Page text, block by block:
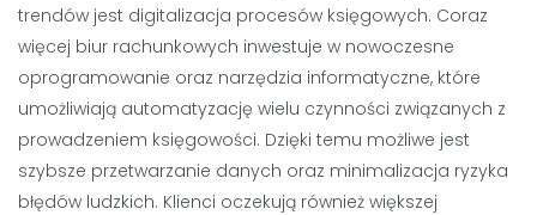
trendów jest digitalizacja procesów księgowych. Coraz
więcej biur rachunkowych inwestuje w nowoczesne
oprogramowanie oraz narzędzia informatyczne, które
umożliwiają automatyzację wielu czynności związanych z
prowadzeniem księgowości. Dzięki temu możliwe jest
szybsze przetwarzanie danych oraz minimalizacja ryzyka
błędów ludzkich. Klienci oczekują również większej